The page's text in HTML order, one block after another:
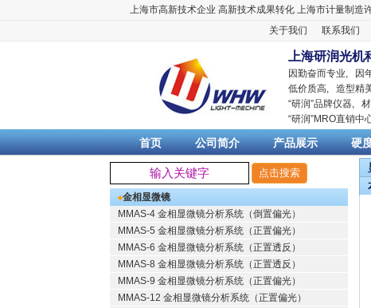
上海市高新技术企业 高新技术成果转化 上海市计量制造
关于我们
联系我们
上海研润光机
因勤奋而专业, 因
低价质高, 造型精
“研润”品牌仪器,
“研润”MRO直销中
首页 公司简介 产品展示 硬
金相显微镜
MMAS-4 金相显微镜分析系统（倒置偏光）
MMAS-5 金相显微镜分析系统（正置偏光）
MMAS-6 金相显微镜分析系统（正置透反）
MMAS-8 金相显微镜分析系统（正置透反）
MMAS-9 金相显微镜分析系统（正置偏光）
MMAS-12 金相显微镜分析系统（正置偏光）